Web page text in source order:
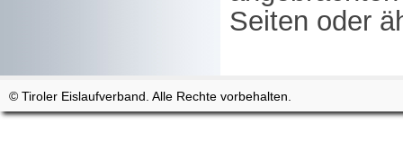
Seiten oder
© Tiroler Eislaufverband. Alle Rechte vorbehalten.